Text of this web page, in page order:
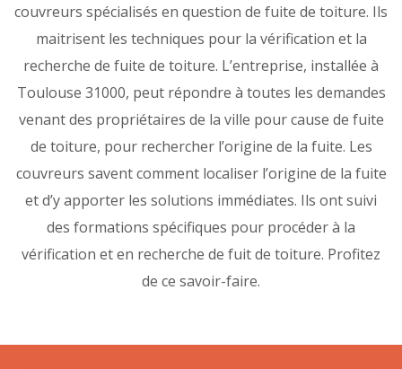
couvreurs spécialisés en question de fuite de toiture. Ils
maitrisent les techniques pour la vérification et la
recherche de fuite de toiture. L’entreprise, installée à
Toulouse 31000, peut répondre à toutes les demandes
venant des propriétaires de la ville pour cause de fuite
de toiture, pour rechercher l’origine de la fuite. Les
couvreurs savent comment localiser l’origine de la fuite
et d’y apporter les solutions immédiates. Ils ont suivi
des formations spécifiques pour procéder à la
vérification et en recherche de fuit de toiture. Profitez
de ce savoir-faire.